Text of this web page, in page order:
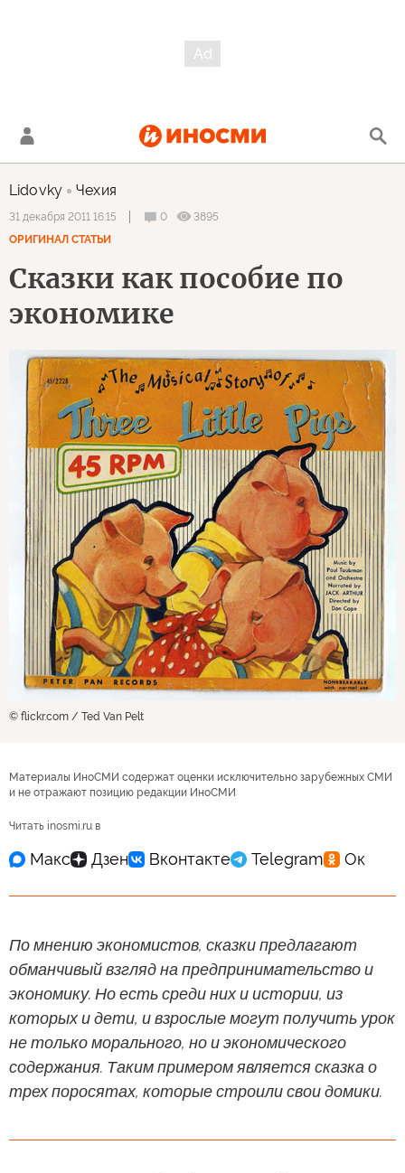
Lidovky Чехия
31 декабря 2011 16:15 0
3895
ОРИГИНАЛ СТАТЬИ
Сказки как пособие по
экономике
© flickr.com / Ted Van Pelt
Материалы ИноСМИ содержат оценки исключительно зарубежных СМИ
и не отражают позицию редакции ИноСМИ
Читать inosmi.ru в
По мнению экономистов, сказки предлагают
обманчивый взгляд на предпринимательство и
экономику. Но есть среди них и истории, из
которых и дети, и взрослые могут получить урок
не только морального, но и экономического
содержания. Таким примером является сказка о
трех поросятах, которые строили свои домики.